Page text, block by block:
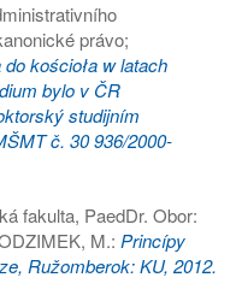
právo;
kościoła w latach
bylo v ČR
studijním
č. 30 936/2000-
fakulta, PaedDr. Obor:
M.: Princípy
Ružomberok: KU, 2012.